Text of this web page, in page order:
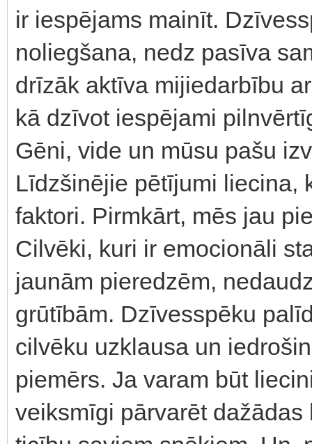
ir iespējams mainīt.
noliegšana, nedz pasīva
drīzāk aktīva mijiedarbību
kā dzīvot iespējami
Gēni, vide un mūsu pašu
Līdzšinējie pētījumi liecina,
faktori. Pirmkārt, mēs jau
Cilvēki, kuri ir emocionāli
jaunām pieredzēm,
grūtībām. Dzīvesspēku
cilvēku uzklausa un
piemērs. Ja varam būt
veiksmīgi pārvarēt